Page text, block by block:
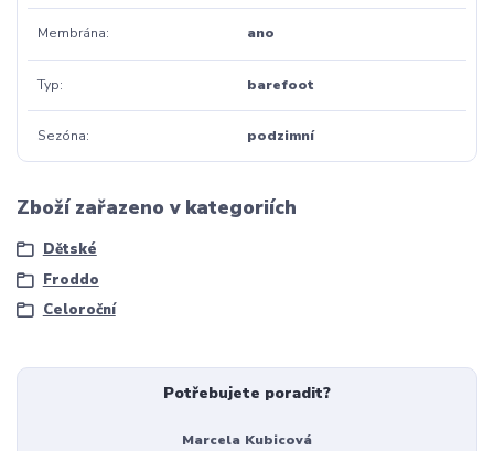
Membrána ano
Typ barefoot
Sezóna podzimní
Zboží zařazeno v kategoriích
Dětské
Froddo
Celoroční
Potřebujete poradit?
Marcela Kubicová